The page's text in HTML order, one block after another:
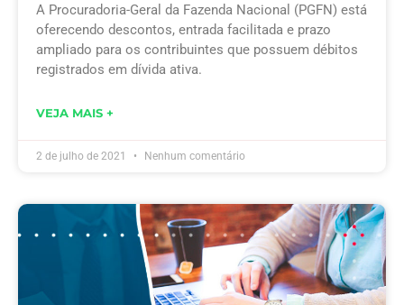
A Procuradoria-Geral da Fazenda Nacional (PGFN) está
oferecendo descontos, entrada facilitada e prazo
ampliado para os contribuintes que possuem débitos
registrados em dívida ativa.
VEJA MAIS +
2 de julho de 2021 Nenhum comentário